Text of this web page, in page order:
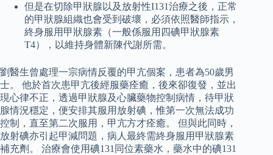
但是在切除甲狀腺以及放射性I131治療之後，正常
的甲狀腺組織也會受到破壞，必須依照醫師指示，
終身服用甲狀腺素（一般係服用四碘甲狀腺素
T4），以維持身體新陳代謝所需。
劉醫生曾處理一宗病情反覆的甲亢個案，患者為50歲男
士。 他於首次患甲亢後經服藥痊癒，後來卻復發，並出
現心律不正，透過甲狀腺及心臟藥物控制病情，待甲狀
腺情況穩定，便安排其服用放射碘，惟第一次無法成功
控制，直至第二次服用，甲亢方才痊癒。 但與此同時，
放射碘亦引起甲減問題，病人最終需終身服用甲狀腺素
補充劑。 治療會使用碘131同位素藥水，藥水中的碘131